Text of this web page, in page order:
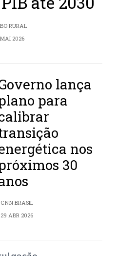
RURAL
2026
lança
para
nos
30
CNN BRASIL
29 ABR 2026